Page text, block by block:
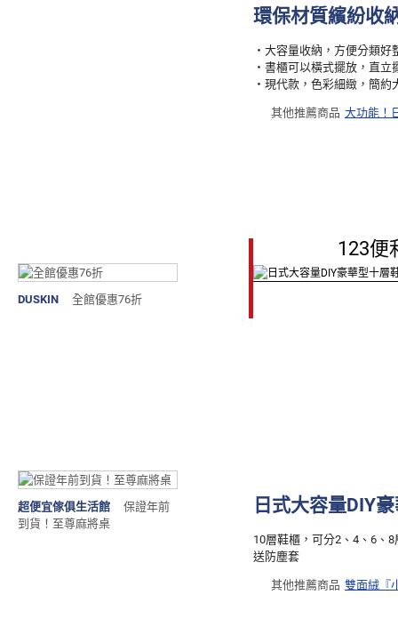
DUSKIN 全館優惠76折
超便宜傢俱生活館
保證年前
到貨！至尊麻將桌
環保材質繽紛收
‧大容量收納，方便分類好
‧書櫃可以橫式擺放，直立
‧現代款，色彩細緻，簡約
其他推薦商品 大功能！
123便
日式大容量DIY
10層鞋櫃，可分2、4、6、
送防塵套
其他推薦商品 雙面絨『